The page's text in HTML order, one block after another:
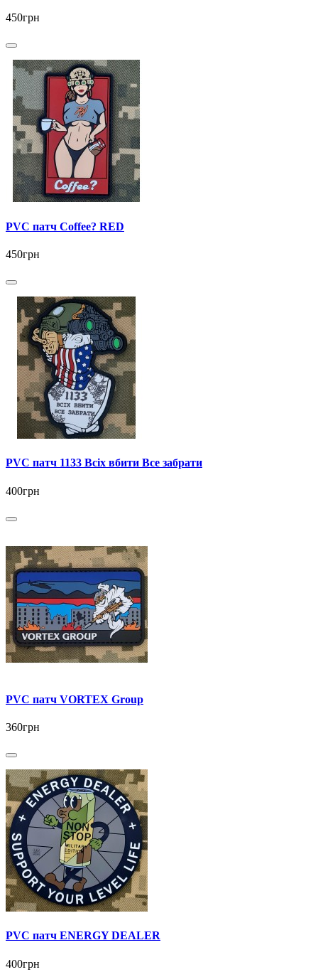
450грн
PVC патч Coffee? RED
450грн
PVC патч 1133 Всіх вбити Все забрати
400грн
PVC патч VORTEX Group
360грн
PVC патч ENERGY DEALER
400грн